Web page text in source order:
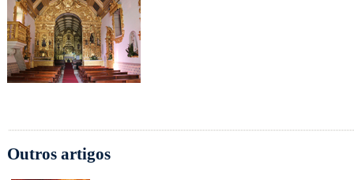
Outros artigos